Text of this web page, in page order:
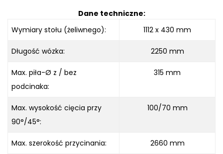
Dane techniczne:
Wymiary stołu (żeliwnego):
1112 x 430 mm
Długość wózka: 2250 mm
Max. piła-Ø z / bez
podcinaka:
315 mm
Max. wysokość cięcia przy
90°/45°:
100/70 mm
Max. szerokość przycinania: 2660 mm